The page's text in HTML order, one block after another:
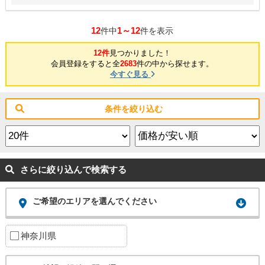
12件中1～12件を表示
12件見つかりました！
会員登録をすると全2683件の中から探せます。
今すぐ見る
条件を絞り込む
さらに絞り込んで検索する
ご希望のエリアを選んでください
神奈川県